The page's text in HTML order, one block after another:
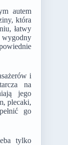
autem
która
łatwy
wygodny
i
na
jego
plecaki,
go
tylko